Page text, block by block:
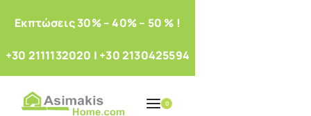
Eκπτώσεις 30% – 40% – 50 % !
+30 2111132020 | +30 2130425594
0